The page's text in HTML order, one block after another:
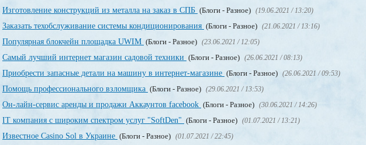
Изготовление конструкций из металла на заказ в СПБ (Блоги - Разное) (19.06.2021 / 13:20)
Заказать техобслуживание системы кондиционирования (Блоги - Разное) (21.06.2021 / 13:16)
Популярная блокчейн площадка UWIM (Блоги - Разное) (23.06.2021 / 12:05)
Самый лучший интернет магазин садовой техники (Блоги - Разное) (26.06.2021 / 08:13)
Приобрести запасные детали на машину в интернет-магазине (Блоги - Разное) (26.06.2021 / 09:53)
Помощь профессионального взломщика (Блоги - Разное) (29.06.2021 / 13:53)
Он-лайн-сервис аренды и продажи Аккаунтов facebook (Блоги - Разное) (30.06.2021 / 14:26)
IT компания с широким спектром услуг "SoftDen" (Блоги - Разное) (01.07.2021 / 13:21)
Известное Casino Sol в Украине (Блоги - Разное) (01.07.2021 / 22:45)